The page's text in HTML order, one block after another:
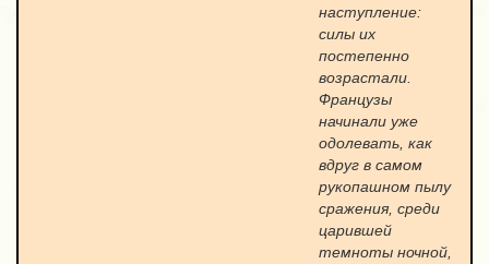
наступление:
силы их
постепенно
возрастали.
Французы
начинали уже
одолевать, как
вдруг в самом
рукопашном пылу
сражения, среди
царившей
темноты ночной,